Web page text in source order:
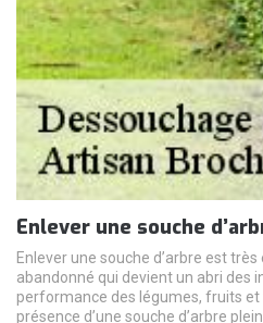
Enlever une souche
Enlever une souche d’arbre est
abandonné qui devient un abri des
performance des légumes, fruits et
présence d’une souche d’arbre